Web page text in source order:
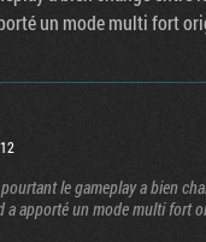
un mode multi fort
le gameplay a bien
a apporté un mode multi fort